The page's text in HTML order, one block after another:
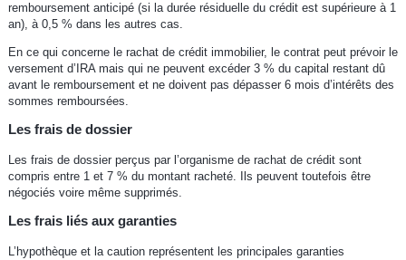
remboursement anticipé (si la durée résiduelle du crédit est supérieure à 1
an), à 0,5 % dans les autres cas.
En ce qui concerne le rachat de crédit immobilier, le contrat peut prévoir le
versement d’IRA mais qui ne peuvent excéder 3 % du capital restant dû
avant le remboursement et ne doivent pas dépasser 6 mois d’intérêts des
sommes remboursées.
Les frais de dossier
Les frais de dossier perçus par l’organisme de rachat de crédit sont
compris entre 1 et 7 % du montant racheté. Ils peuvent toutefois être
négociés voire même supprimés.
Les frais liés aux garanties
L’hypothèque et la caution représentent les principales garanties